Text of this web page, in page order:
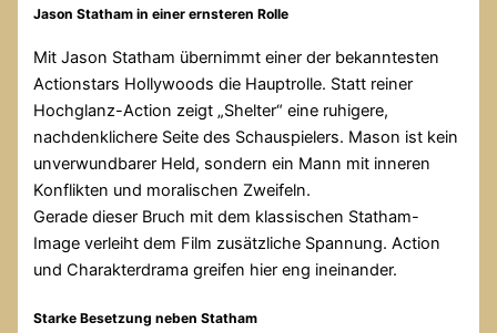
Jason Statham in einer ernsteren Rolle
MitJason Statham übernimmt einer der bekanntesten
Actionstars Hollywoods die Hauptrolle. Statt reiner
Hochglanz-Action zeigt „Shelter“ eine ruhigere,
nachdenklichere Seite des Schauspielers. Mason ist kein
unverwundbarer Held, sondern ein Mann mit inneren
Konflikten und moralischen Zweifeln.
Gerade dieser Bruch mit dem klassischen Statham-
Image verleiht dem Film zusätzliche Spannung. Action
und Charakterdrama greifen hier eng ineinander.
Starke Besetzung neben Statham